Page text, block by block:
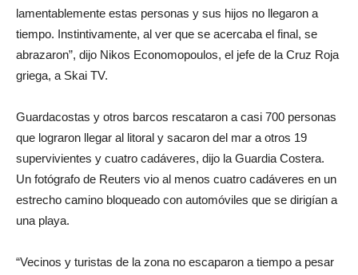
lamentablemente estas personas y sus hijos no llegaron a
tiempo. Instintivamente, al ver que se acercaba el final, se
abrazaron”, dijo Nikos Economopoulos, el jefe de la Cruz Roja
griega, a Skai TV.
Guardacostas y otros barcos rescataron a casi 700 personas
que lograron llegar al litoral y sacaron del mar a otros 19
supervivientes y cuatro cadáveres, dijo la Guardia Costera.
Un fotógrafo de Reuters vio al menos cuatro cadáveres en un
estrecho camino bloqueado con automóviles que se dirigían a
una playa.
“Vecinos y turistas de la zona no escaparon a tiempo a pesar